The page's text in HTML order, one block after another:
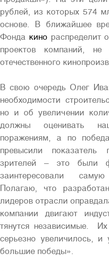
рублей, из которых 574
основе. В ближайшее
Фонда кино распределит
проектов компаний,
отечественного
В свою очередь Олег
необходимости
но и об увеличении
должны оценивать
поражениям, а по
превысили
зрителей – это были
заинтересовали
Полагаю, что
лидеров отрасли
компании двигают
тянутся независимые.
серьезно увеличилось,
большие победы».